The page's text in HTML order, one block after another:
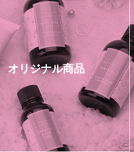
オリジナル商品